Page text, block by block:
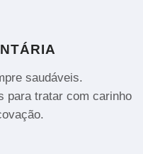
saudáveis.
para tratar com carinho